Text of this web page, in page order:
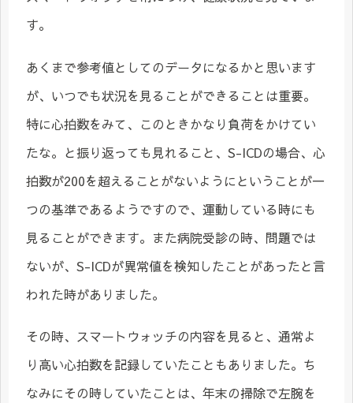
す。
あくまで参考値としてのデータになるかと思います
が、いつでも状況を見ることができることは重要。
特に心拍数をみて、このときかなり負荷をかけてい
たな。と振り返っても見れること、S-ICDの場合、心
拍数が200を超えることがないようにということが一
つの基準であるようですので、運動している時にも
見ることができます。また病院受診の時、問題では
ないが、S-ICDが異常値を検知したことがあったと言
われた時がありました。
その時、スマートウォッチの内容を見ると、通常よ
り高い心拍数を記録していたこともありました。ち
なみにその時していたことは、年末の掃除で左腕を